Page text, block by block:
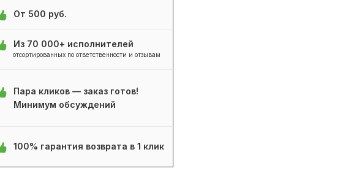
От 500 руб.
Из 70 000+ исполнителей
отсортированных по ответственности и отзывам
Пара кликов — заказ готов!
Минимум обсуждений
100% гарантия возврата в 1 клик